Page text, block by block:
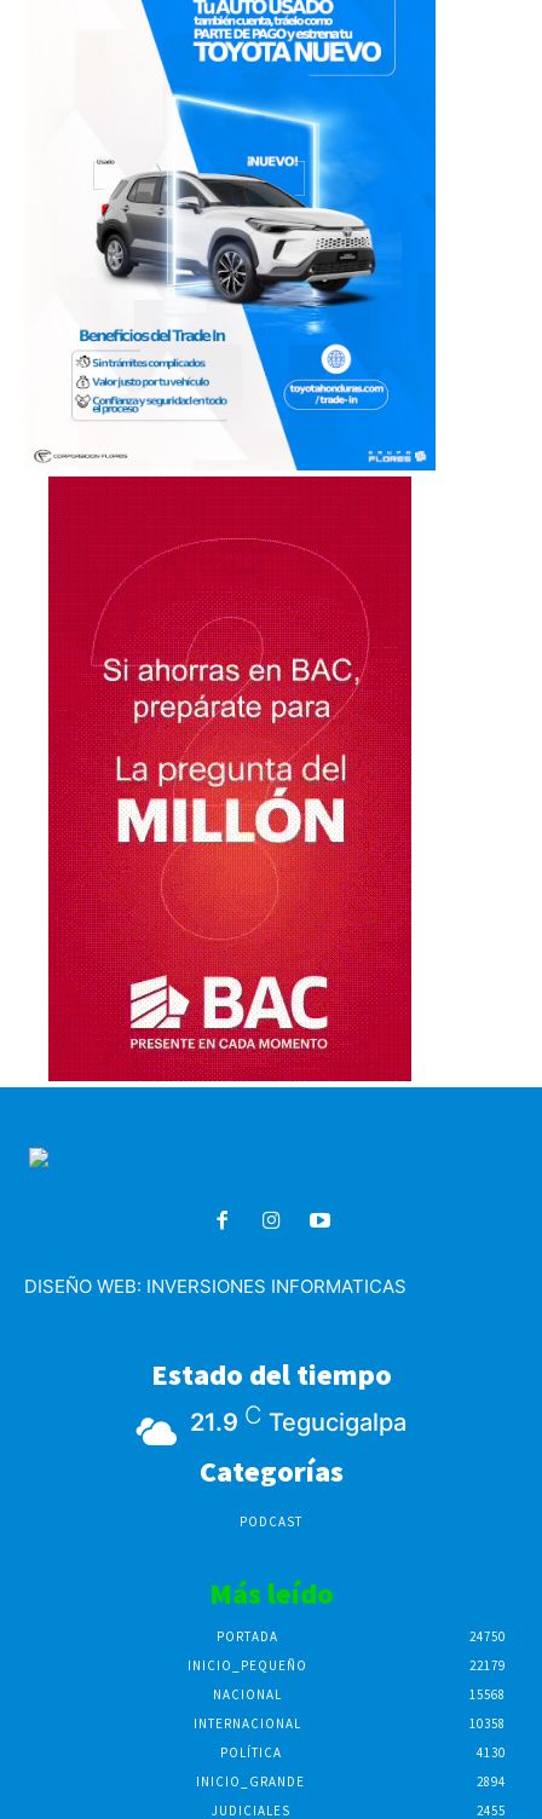
DISEÑO WEB: INVERSIONES INFORMATICAS
Estado del tiempo
21.9 C Tegucigalpa
Categorías
PODCAST
Más leído
PORTADA
24750
INICIO_PEQUEÑO
22179
NACIONAL
15568
INTERNACIONAL
10358
POLÍTICA
4130
INICIO_GRANDE
2894
JUDICIALES
2455